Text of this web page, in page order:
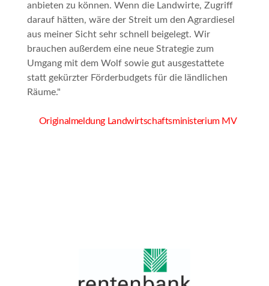
anbieten zu können. Wenn die Landwirte, Zugriff
darauf hätten, wäre der Streit um den Agrardiesel
aus meiner Sicht sehr schnell beigelegt. Wir
brauchen außerdem eine neue Strategie zum
Umgang mit dem Wolf sowie gut ausgestattete
statt gekürzter Förderbudgets für die ländlichen
Räume."
Originalmeldung Landwirtschaftsministerium MV